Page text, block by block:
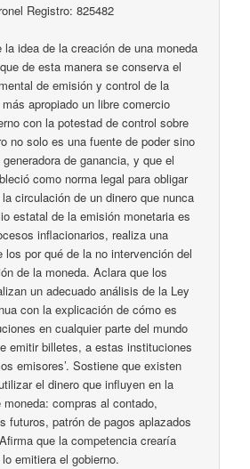
Registro: 825482
la idea de la creación de una moneda
de esta manera se conserva el
de emisión y control de la
apropiado un libre comercio
con la potestad de control sobre
no solo es una fuente de poder sino
de ganancia, y que el
como norma legal para obligar
circulación de un dinero que nunca
estatal de la emisión monetaria es
inflacionarios, realiza una
los por qué de la no intervención del
de la moneda. Aclara que los
un adecuado análisis de la Ley
con la explicación de cómo es
en cualquier parte del mundo
emitir billetes, a estas instituciones
emisores’. Sostiene que existen
el dinero que influyen en la
compras al contado,
futuros, patrón de pagos aplazados
que la competencia crearía
emitiera el gobierno.